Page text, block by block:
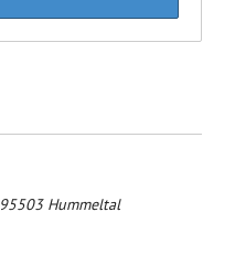
95503Hummeltal